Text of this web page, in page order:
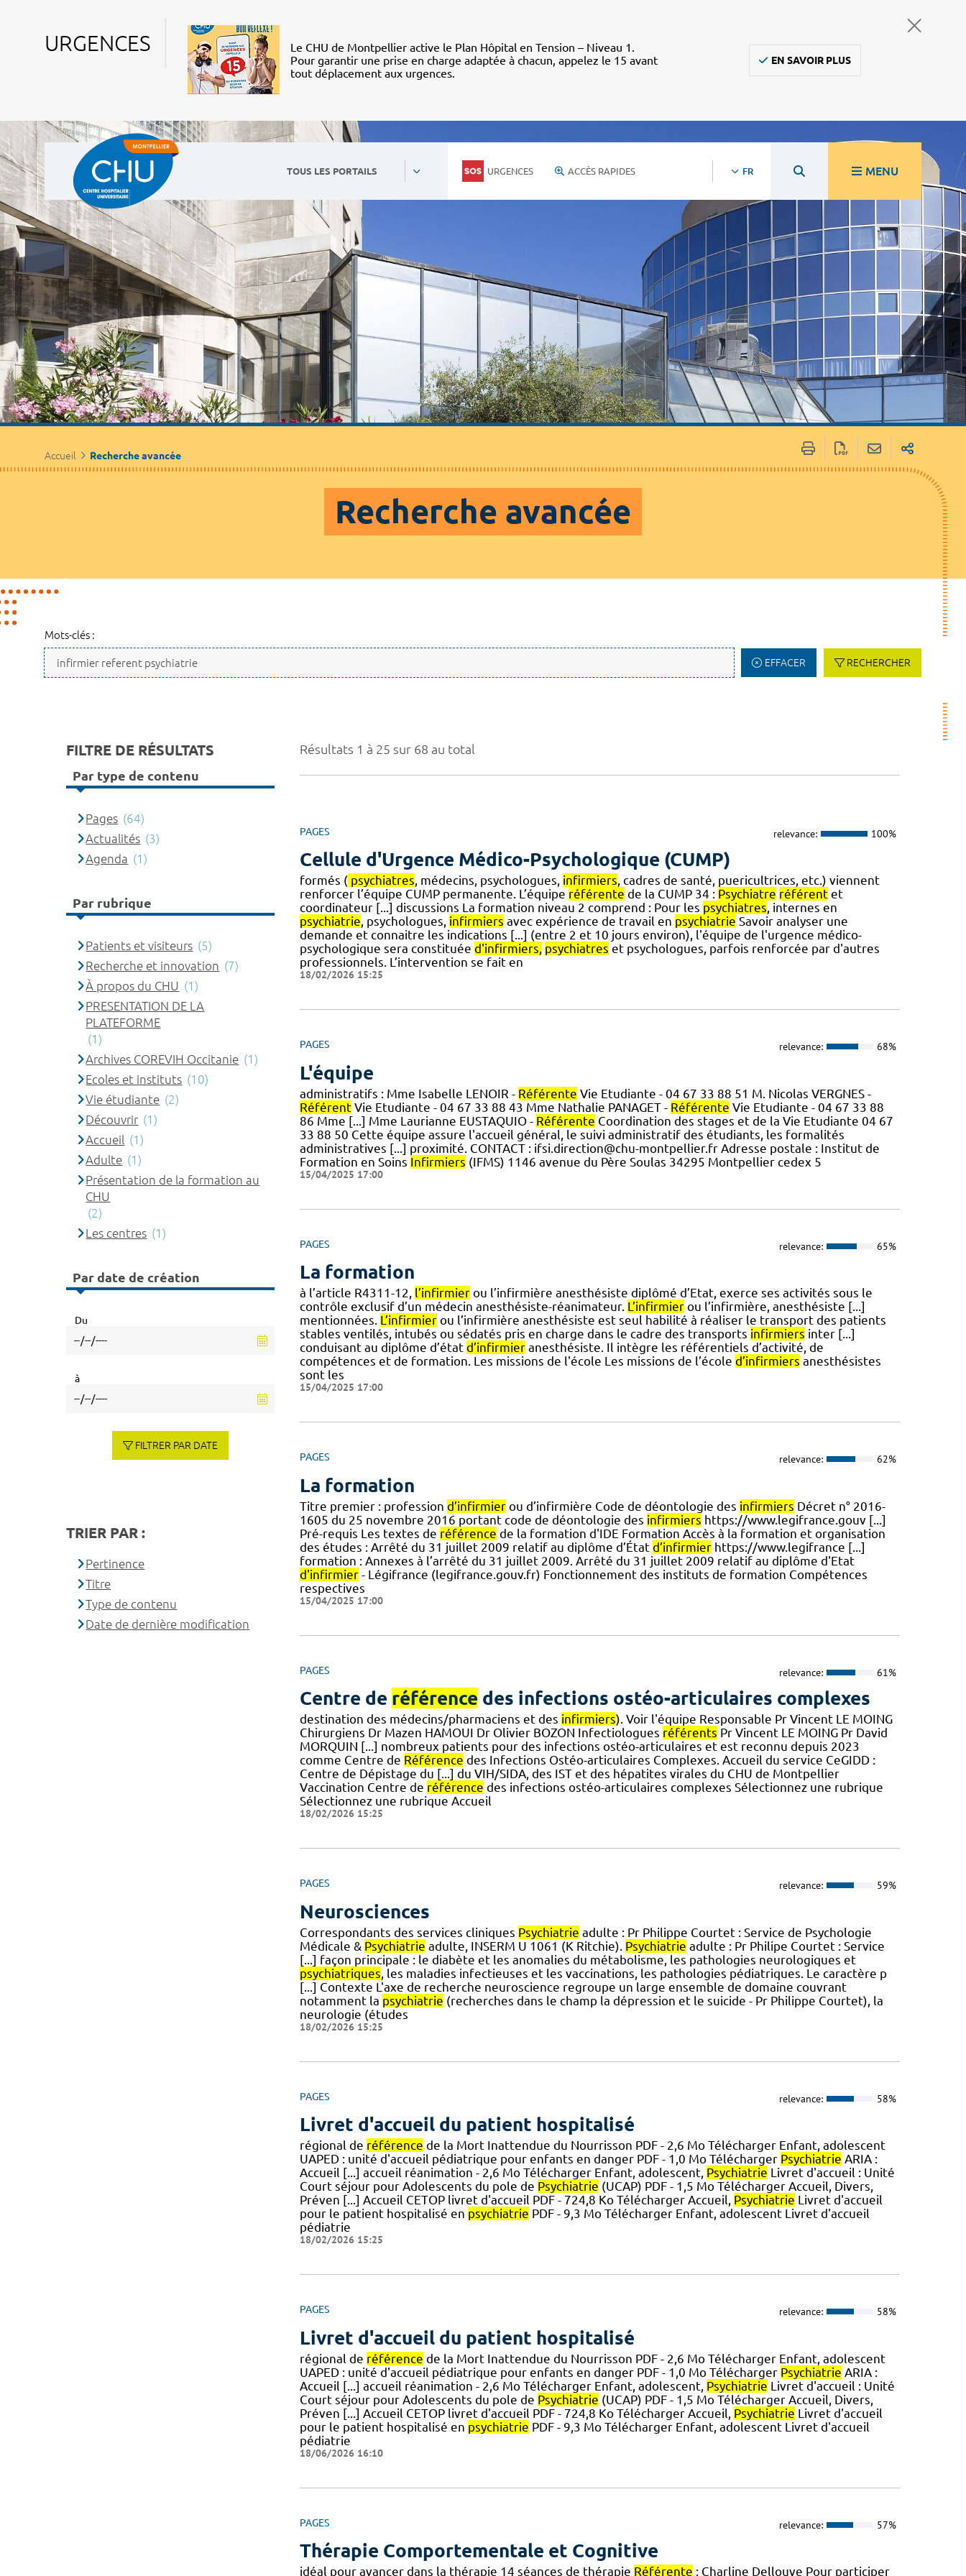
URGENCES
Le CHU de Montpellier active le Plan Hôpital en Tension – Niveau 1.
Pour garantir une prise en charge adaptée à chacun, appelez le 15 avant
tout déplacement aux urgences.
EN SAVOIR PLUS
TOUS LES PORTAILS URGENCES ACCÈS RAPIDES FR MENU
Accueil Recherche avancée
Recherche avancée
Mots-clés :
EFFACER RECHERCHER
Résultats 1 à 25 sur 68 au total
PAGES relevance: 100%
Cellule d'Urgence Médico-Psychologique (CUMP)
formés ( psychiatres, médecins, psychologues, infirmiers, cadres de santé, puericultrices, etc.) viennent
renforcer l’équipe CUMP permanente. L’équipe référente de la CUMP 34 : Psychiatre référentet
coordinateur [...] discussions La formation niveau 2 comprend : Pour les psychiatres, internes en
psychiatrie, psychologues, infirmiers avec expérience de travail en psychiatrie Savoir analyser une
demande et connaitre les indications [...] (entre 2 et 10 jours environ), l'équipe de l'urgence médico-
psychologique sera constituée d'infirmiers, psychiatres et psychologues, parfois renforcée par d'autres
professionnels. L’intervention se fait en
18/02/2026 15:25
PAGES relevance: 68%
L'équipe
administratifs : Mme Isabelle LENOIR - Référente Vie Etudiante - 04 67 33 88 51 M. Nicolas VERGNES -
RéférentVie Etudiante - 04 67 33 88 43 Mme Nathalie PANAGET - Référente Vie Etudiante - 04 67 33 88
86 Mme [...] Mme Laurianne EUSTAQUIO - Référente Coordination des stages et de la Vie Etudiante 04 67
33 88 50 Cette équipe assure l'accueil général, le suivi administratif des étudiants, les formalités
administratives [...] proximité. CONTACT : ifsi.direction@chu-montpellier.fr Adresse postale : Institut de
Formation en Soins Infirmiers (IFMS) 1146 avenue du Père Soulas 34295 Montpellier cedex 5
15/04/2025 17:00
PAGES relevance: 65%
La formation
à l’article R4311-12, l’infirmierou l’infirmière anesthésiste diplômé d’Etat, exerce ses activités sous le
contrôle exclusif d’un médecin anesthésiste-réanimateur. L’infirmierou l’infirmière, anesthésiste [...]
mentionnées. L’infirmierou l’infirmière anesthésiste est seul habilité à réaliser le transport des patients
stables ventilés, intubés ou sédatés pris en charge dans le cadre des transports infirmiers inter [...]
conduisant au diplôme d’état d’infirmieranesthésiste. Il intègre les référentiels d’activité, de
compétences et de formation. Les missions de l'école Les missions de l’école d’infirmiers anesthésistes
sont les
15/04/2025 17:00
PAGES relevance: 62%
La formation
Titre premier : profession d’infirmierou d’infirmière Code de déontologie des infirmiers Décret n° 2016-
1605 du 25 novembre 2016 portant code de déontologie des infirmiers https://www.legifrance.gouv [...]
Pré-requis Les textes de référence de la formation d'IDE Formation Accès à la formation et organisation
des études : Arrêté du 31 juillet 2009 relatif au diplôme d’État d’infirmierhttps://www.legifrance [...]
formation : Annexes à l’arrêté du 31 juillet 2009. Arrêté du 31 juillet 2009 relatif au diplôme d'Etat
d'infirmier- Légifrance (legifrance.gouv.fr) Fonctionnement des instituts de formation Compétences
respectives
15/04/2025 17:00
PAGES relevance: 61%
Centre de référence des infections ostéo-articulaires complexes
destination des médecins/pharmaciens et des infirmiers). Voir l'équipe Responsable Pr Vincent LE MOING
Chirurgiens Dr Mazen HAMOUI Dr Olivier BOZON Infectiologues référents Pr Vincent LE MOING Pr David
MORQUIN [...] nombreux patients pour des infections ostéo-articulaires et est reconnu depuis 2023
comme Centre de Référence des Infections Ostéo-articulaires Complexes. Accueil du service CeGIDD :
Centre de Dépistage du [...] du VIH/SIDA, des IST et des hépatites virales du CHU de Montpellier
Vaccination Centre de référence des infections ostéo-articulaires complexes Sélectionnez une rubrique
Sélectionnez une rubrique Accueil
18/02/2026 15:25
PAGES relevance: 59%
Neurosciences
Correspondants des services cliniques Psychiatrie adulte : Pr Philippe Courtet : Service de Psychologie
Médicale & Psychiatrie adulte, INSERM U 1061 (K Ritchie). Psychiatrie adulte : Pr Philipe Courtet : Service
[...] façon principale : le diabète et les anomalies du métabolisme, les pathologies neurologiques et
psychiatriques, les maladies infectieuses et les vaccinations, les pathologies pédiatriques. Le caractère p
[...] Contexte L'axe de recherche neuroscience regroupe un large ensemble de domaine couvrant
notamment la psychiatrie (recherches dans le champ la dépression et le suicide - Pr Philippe Courtet), la
neurologie (études
18/02/2026 15:25
PAGES relevance: 58%
Livret d'accueil du patient hospitalisé
régional de référence de la Mort Inattendue du Nourrisson PDF - 2,6 Mo Télécharger Enfant, adolescent
UAPED : unité d'accueil pédiatrique pour enfants en danger PDF - 1,0 Mo Télécharger Psychiatrie ARIA :
Accueil [...] accueil réanimation - 2,6 Mo Télécharger Enfant, adolescent, Psychiatrie Livret d'accueil : Unité
Court séjour pour Adolescents du pole de Psychiatrie (UCAP) PDF - 1,5 Mo Télécharger Accueil, Divers,
Préven [...] Accueil CETOP livret d'accueil PDF - 724,8 Ko Télécharger Accueil, Psychiatrie Livret d'accueil
pour le patient hospitalisé en psychiatrie PDF - 9,3 Mo Télécharger Enfant, adolescent Livret d'accueil
pédiatrie
18/02/2026 15:25
PAGES relevance: 58%
Livret d'accueil du patient hospitalisé
régional de référence de la Mort Inattendue du Nourrisson PDF - 2,6 Mo Télécharger Enfant, adolescent
UAPED : unité d'accueil pédiatrique pour enfants en danger PDF - 1,0 Mo Télécharger Psychiatrie ARIA :
Accueil [...] accueil réanimation - 2,6 Mo Télécharger Enfant, adolescent, Psychiatrie Livret d'accueil : Unité
Court séjour pour Adolescents du pole de Psychiatrie (UCAP) PDF - 1,5 Mo Télécharger Accueil, Divers,
Préven [...] Accueil CETOP livret d'accueil PDF - 724,8 Ko Télécharger Accueil, Psychiatrie Livret d'accueil
pour le patient hospitalisé en psychiatrie PDF - 9,3 Mo Télécharger Enfant, adolescent Livret d'accueil
pédiatrie
18/06/2026 16:10
PAGES relevance: 57%
Thérapie Comportementale et Cognitive
idéal pour avancer dans la thérapie 14 séances de thérapie Référente : Charline Dellouve Pour participer
FILTRE DE RÉSULTATS
Par type de contenu
Pages (64)
Actualités (3)
Agenda (1)
Par rubrique
Patients et visiteurs (5)
Recherche et innovation (7)
À propos du CHU (1)
PRESENTATION DE LA
PLATEFORME
(1)
Archives COREVIH Occitanie (1)
Ecoles et instituts (10)
Vie étudiante (2)
Découvrir (1)
Accueil (1)
Adulte (1)
Présentation de la formation au
CHU
(2)
Les centres (1)
Par date de création
Du
à
FILTRER PAR DATE
TRIER PAR :
Pertinence
Titre
Type de contenu
Date de dernière modification